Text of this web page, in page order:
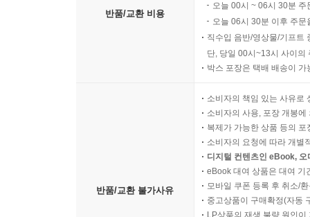
반품/교환 비용
오늘 00시 ~ 06시 30분
오늘 06시 30분 이후 주
직수입 음반/영상물/기프트
단, 당일 00시~13시 사이의
박스 포장은 택배 배송이
반품/교환 불가사유
소비자의 책임 있는 사유로
소비자의 사용, 포장 개봉
복제가 가능한 상품 등의
소비자의 요청에 따라 개별
디지털 컨텐츠인 eBook,
eBook 대여 상품은 대여 기
모바일 쿠폰 등록 후 취소/
중고상품이 구매확정(자동
LP상품의 재생 불량 원인